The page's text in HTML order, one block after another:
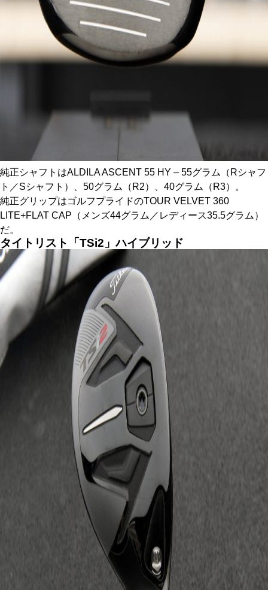
純正シャフトはALDILA ASCENT 55 HY – 55グラム（Rシャフ
ト／Sシャフト）、50グラム（R2）、40グラム（R3）。
純正グリップはゴルフプライドのTOUR VELVET 360
LITE+FLAT CAP（メンズ44グラム／レディース35.5グラム）
だ。
タイトリスト「TSi2」ハイブリッド